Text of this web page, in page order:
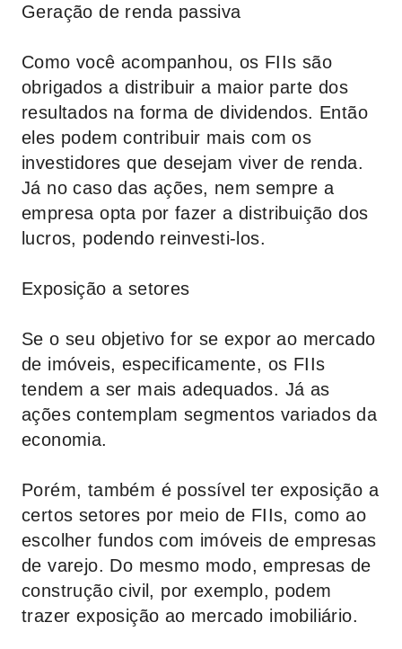
Geração de renda passiva
Como você acompanhou, os FIIs são
obrigados a distribuir a maior parte dos
resultados na forma de dividendos. Então
eles podem contribuir mais com os
investidores que desejam viver de renda.
Já no caso das ações, nem sempre a
empresa opta por fazer a distribuição dos
lucros, podendo reinvesti-los.
Exposição a setores
Se o seu objetivo for se expor ao mercado
de imóveis, especificamente, os FIIs
tendem a ser mais adequados. Já as
ações contemplam segmentos variados da
economia.
Porém, também é possível ter exposição a
certos setores por meio de FIIs, como ao
escolher fundos com imóveis de empresas
de varejo. Do mesmo modo, empresas de
construção civil, por exemplo, podem
trazer exposição ao mercado imobiliário.